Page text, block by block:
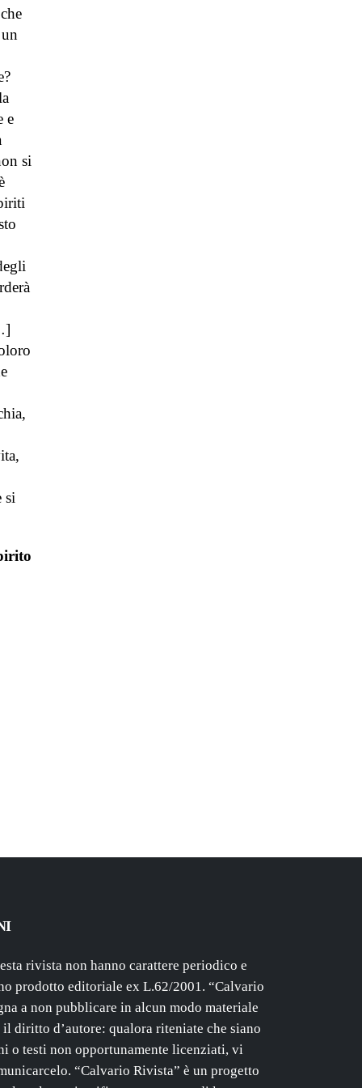
e
si
si
rivista non hanno carattere periodico e
prodotto editoriale ex L.62/2001. “Calvario
a non pubblicare in alcun modo materiale
il diritto d’autore: qualora riteniate che siano
o testi non opportunamente licenziati, vi
“Calvario Rivista” è un progetto